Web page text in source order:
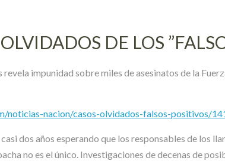
DE LOS
impunidad sobre miles de asesinatos de la
noticias-nacion/casos-olvidados-falsos-positivos/
dos años esperando que los responsables de los
no es el único. Investigaciones de decenas de